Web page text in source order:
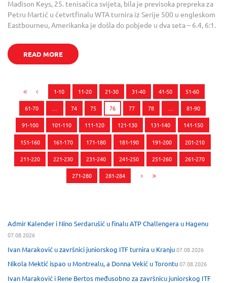
Madison Keys, 25. tenisačica svijeta, bila je previsoka prepreka za
Petru Martić u četvrtfinalu WTA turnira iz Serije 500 u engleskom
Eastbourneu, Amerikanka je došla do pobjede u dva seta – 6.4, 6:1.
READ MORE
1-10 11-20 21-30 31-40 41-50 51-60
61-70 74 75 76 77 78 81-90
91-100 101-110 111-120 121-130 131-140 141-150
151-160 161-170 171-180 181-190 191-200 201-210
211-220 221-230 231-240 241-250 251-260 261-270
271-280 281-284
Admir Kalender i Nino Serdarušić u finalu ATP Challengera u Hagenu
07.08.2026
Ivan Maraković u završnici juniorskog ITF turnira u Kranju07.08.2026
Nikola Mektić ispao u Montrealu, a Donna Vekić u Torontu07.08.2026
Ivan Maraković i Rene Bertos međusobno za završnicu juniorskog ITF